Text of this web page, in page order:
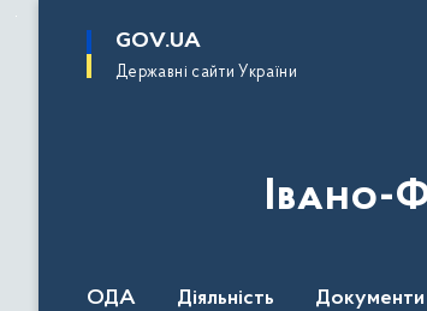
основного
GOV.UA
Державні сайти України
Івано-
ОДА Діяльність Документи